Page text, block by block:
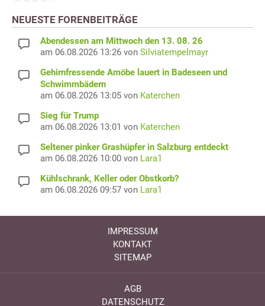
NEUESTE FORENBEITRÄGE
Abendessen am Mittwoch den 13. 08. 26
am 06.08.2026 13:26 von Silviatempelmayr
Gehirnfressende Amöbe lauert in Badeseen und
Schwimmbädern
am 06.08.2026 13:05 von Katerchen
Sieg für Trump
am 06.08.2026 13:01 von Katerchen
Seltener pinker Grashüpfer in Salzburg entdeckt
am 06.08.2026 10:00 von Lara1
Kühlschrank, Keller oder Obstkorb?
am 06.08.2026 09:57 von Lara1
IMPRESSUM
KONTAKT
SITEMAP
AGB
DATENSCHUTZ